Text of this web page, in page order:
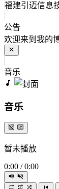
福建引迈信息
公告
欢迎来到我的
音乐
音乐
暂未播放
0:00 / 0:00